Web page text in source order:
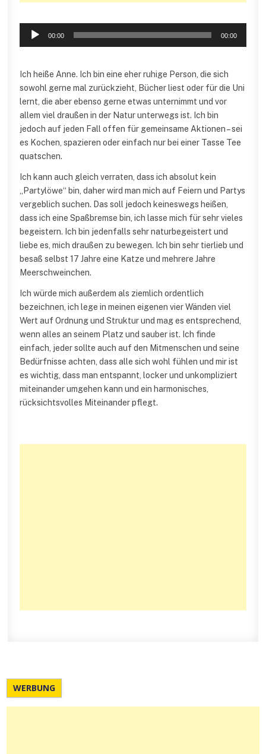
Audio-
00:00 00:00
Ich heiße Anne. Ich bin eine eher ruhige Person, die sich
sowohl gerne mal zurückzieht, Bücher liest oder für die Uni
lernt, die aber ebenso gerne etwas unternimmt und vor
allem viel draußen in der Natur unterwegs ist. Ich bin
jedoch auf jeden Fall offen für gemeinsame Aktionen – sei
es Kochen, spazieren oder einfach nur bei einer Tasse Tee
quatschen.
Ich kann auch gleich verraten, dass ich absolut kein
„Partylöwe“ bin, daher wird man mich auf Feiern und Partys
vergeblich suchen. Das soll jedoch keineswegs heißen,
dass ich eine Spaßbremse bin, ich lasse mich für sehr vieles
begeistern. Ich bin jedenfalls sehr naturbegeistert und
liebe es, mich draußen zu bewegen. Ich bin sehr tierlieb und
besaß selbst 17 Jahre eine Katze und mehrere Jahre
Meerschweinchen.
Ich würde mich außerdem als ziemlich ordentlich
bezeichnen, ich lege in meinen eigenen vier Wänden viel
Wert auf Ordnung und Struktur und mag es entsprechend,
wenn alles an seinem Platz und sauber ist. Ich finde
einfach, jeder sollte auch auf den Mitmenschen und seine
Bedürfnisse achten, dass alle sich wohl fühlen und mir ist
es wichtig, dass man entspannt, locker und unkompliziert
miteinander umgehen kann und ein harmonisches,
rücksichtsvolles Miteinander pflegt.
WERBUNG